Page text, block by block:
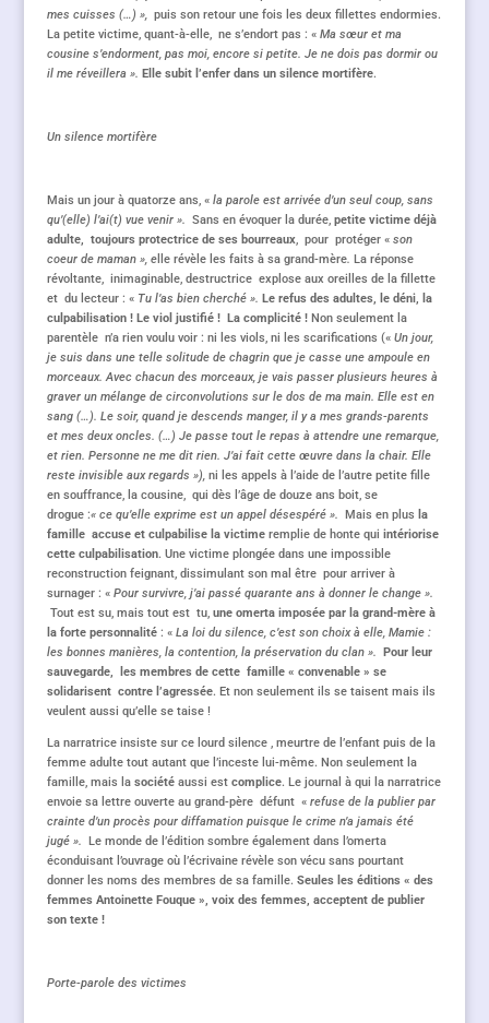
mes cuisses (…) », puis son retour une fois les deux fillettes endormies.
La petite victime, quant-à-elle, ne s’endort pas : « Ma sœur et ma
cousine s’endorment, pas moi, encore si petite. Je ne dois pas dormir ou
il me réveillera ». Elle subit l’enfer dans un silence mortifère.
Un silence mortifère
Mais un jour à quatorze ans, « la parole est arrivée d’un seul coup, sans
qu’(elle) l’ai(t) vue venir ». Sans en évoquer la durée, petite victime déjà
adulte, toujours protectrice de ses bourreaux, pour protéger « son
coeur de maman », elle révèle les faits à sa grand-mère. La réponse
révoltante, inimaginable, destructrice explose aux oreilles de la fillette
et du lecteur : « Tu l’as bien cherché ». Le refus des adultes, le déni, la
culpabilisation ! Le viol justifié ! La complicité ! Non seulement la
parentèle n’a rien voulu voir : ni les viols, ni les scarifications (« Un jour,
je suis dans une telle solitude de chagrin que je casse une ampoule en
morceaux. Avec chacun des morceaux, je vais passer plusieurs heures à
graver un mélange de circonvolutions sur le dos de ma main. Elle est en
sang (…). Le soir, quand je descends manger, il y a mes grands-parents
et mes deux oncles. (…) Je passe tout le repas à attendre une remarque,
et rien. Personne ne me dit rien. J’ai fait cette œuvre dans la chair. Elle
reste invisible aux regards »), ni les appels à l’aide de l’autre petite fille
en souffrance, la cousine, qui dès l’âge de douze ans boit, se
drogue :« ce qu’elle exprime est un appel désespéré ». Mais en plus la
famille accuse et culpabilise la victimeremplie de honte qui intériorise
cette culpabilisation. Une victime plongée dans une impossible
reconstruction feignant, dissimulant son mal être pour arriver à
surnager : « Pour survivre, j’ai passé quarante ans à donner le change ».
Tout est su, mais tout est tu, une omerta imposée par la grand-mère à
la forte personnalité: « La loi du silence, c’est son choix à elle, Mamie :
les bonnes manières, la contention, la préservation du clan ». Pour leur
sauvegarde, les membres de cette famille « convenable » se
solidarisent contre l’agressée. Et non seulement ils se taisent mais ils
veulent aussi qu’elle se taise !
La narratrice insiste sur ce lourd silence , meurtre de l’enfant puis de la
femme adulte tout autant que l’inceste lui-même. Non seulement la
famille, mais la sociétéaussi est complice. Le journal à qui la narratrice
envoie sa lettre ouverte au grand-père défunt « refuse de la publier par
crainte d’un procès pour diffamation puisque le crime n’a jamais été
jugé ». Le monde de l’édition sombre également dans l’omerta
éconduisant l’ouvrage où l’écrivaine révèle son vécu sans pourtant
donner les noms des membres de sa famille. Seules les éditions « des
femmes Antoinette Fouque », voix des femmes, acceptent de publier
son texte !
Porte-parole des victimes